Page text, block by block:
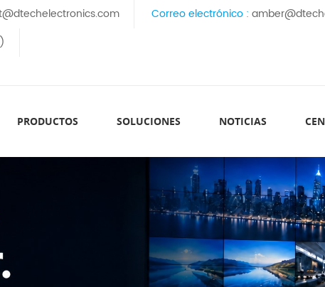
Correo electrónico :
PRODUCTOS SOLUCIONES NOTICIAS